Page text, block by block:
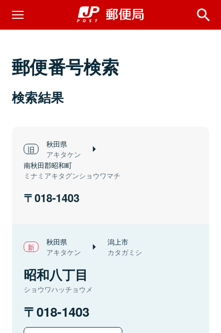
郵便番号検索
検索結果
秋田県
アキタケン
南秋田郡昭和町
ミナミアキタグンショウワマチ
018-1403
秋田県
アキタケン
潟上市
カタガミシ
昭和八丁目
ショウワハッチョウメ
018-1403